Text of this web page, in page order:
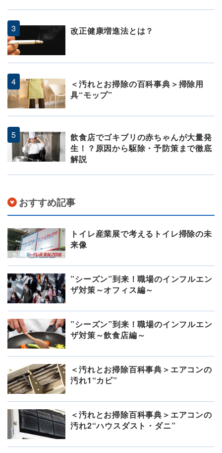
改正健康増進法とは？
＜汚れとお掃除の百科事典＞掃除用
具“モップ”
飲食店でゴキブリの赤ちゃんが大量発
生！？原因から駆除・予防策まで徹底
解説
おすすめ記事
トイレ産業展で考えるトイレ掃除の未
来像
”シーズン”到来！職場のインフルエン
ザ対策～オフィス編～
”シーズン”到来！職場のインフルエン
ザ対策～飲食店編～
＜汚れとお掃除百科事典＞エアコンの
汚れ1“カビ”
＜汚れとお掃除百科事典＞エアコンの
汚れ2“ハウスダスト・ダニ”